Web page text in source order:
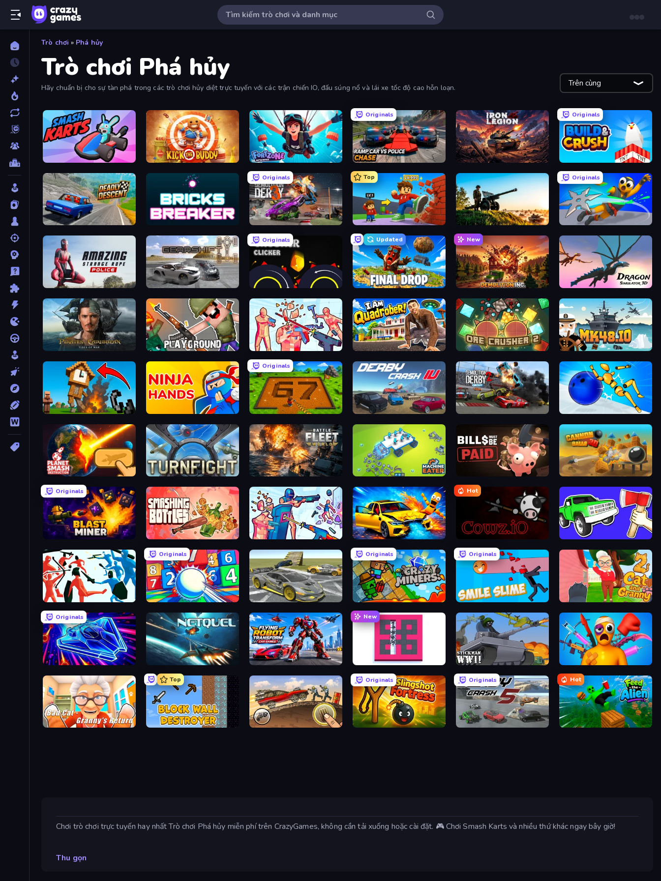
Trò chơi » Phá hủy
Trò chơi Phá hủy
Hãy chuẩn bị cho sự tàn phá trong các trò chơi hủy diệt trực tuyến với các trận chiến IO, đấu súng nổ và lái xe tốc độ cao hỗn loạn. Trên cùng
Smash Karts Kick the Buddy Fortzone Battle Royale
Originals
Ramp Car VS Police: CHASE Iron Legion
Originals
Deadly Descent Bricks Breaker
Originals
Demolition Derby 3
Top
Obby: +1 Click Wall Breaker Artillery Vs Tanks
Originals
Ninja Swipe Strike
Amazing Strange Rope Police Gearshift One
Originals
Crusher Clicker
Updated
Final Drop
New
Demolition Inc. Dragon Simulator 3D
Pirates of the Caribbean: ToW Playground Time Shooter 2 I Am Quadrober! OreCrusher 2 Mk48.io
Noob Fuse
Originals
Obby: Dig Brainrots Derby Crash 4 Demolition Derby 2 Playground Man! Ragdoll Show!
Planet Smash Destruction Turnfight Battle Fleet World Machine Eater Cannon Balls 3D
Originals
Blast Miner Smashing Bottles Time Shooter 3: SWAT BMG: Ragdoll Playground
Hot
cowz.io Smash the Car to Pieces!
Funny Battle Simulator
Originals
Entropy Wrong Way
Originals
Crazy Miners
Originals
Smile Slime Cat and Granny 2
Originals
Stellar Swarm Netquel Flying Robot Transform Car Games
New
BreakStoneBALL Stickman WW2 Fun Ragdoll Challenge!
Bad Cat - Granny's Return
Top
Block Wall Destroyer Earn to Die: Zombie Ride
Originals
Slingshot Fortress
Originals
Derby Crash 5
Hot
Feed the Alien
Chơi trò chơi trực tuyến hay nhất Trò chơi Phá hủy miễn phí trên CrazyGames, không cần tải xuống hoặc cài đặt. 🎮 Chơi Smash Karts và nhiều thứ khác ngay bây giờ!
Thu gọn